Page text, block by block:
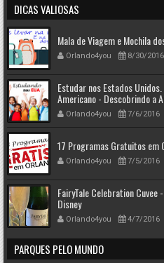
DICAS VALIOSAS
Mala de Viagem e Mochila
Orlando4you 8/30/2016
Estudar nos Estados
Americano - Descobrindo a
Orlando4you 7/6/2016
17 Programas Gratuitos em
Orlando4you 7/5/2016
FairyTale Celebration
Disney
Orlando4you 4/7/2016
PARQUES PELO MUNDO